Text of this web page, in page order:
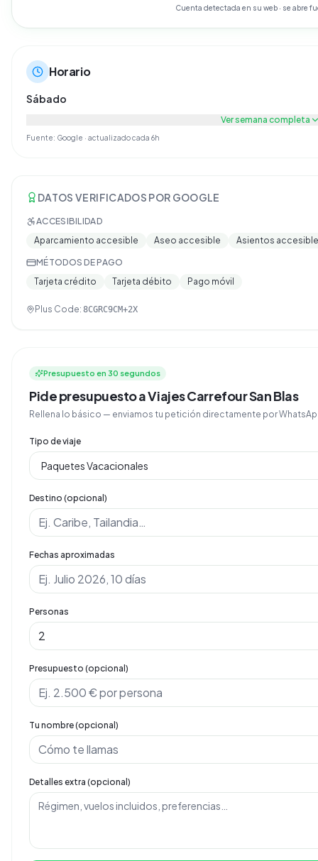
Cuenta detectada en su web · se abre
Horario
Sábado
Ver semana completa
Fuente: Google · actualizado cada 6h
DATOS VERIFICADOS POR GOOGLE
ACCESIBILIDAD
Aparcamiento accesible
Aseo accesible Asientos
MÉTODOS DE PAGO
Tarjeta crédito
Tarjeta débito Pago móvil
Plus Code: 8CGRC9CM+2X
Presupuesto en 30 segundos
Pide presupuesto a Viajes Carrefour San Blas
Rellena lo básico — enviamos tu petición directamente por
Tipo de viaje
Destino (opcional)
Fechas aproximadas
Personas
Presupuesto (opcional)
Tu nombre (opcional)
Detalles extra (opcional)